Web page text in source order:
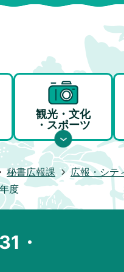
観光・文化
・スポーツ
秘書広報課 広報・シテ
度
・